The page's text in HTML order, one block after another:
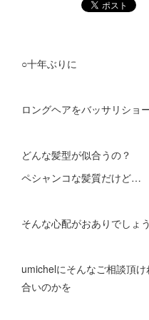
○十年ぶりに
ロングヘアをバッサリショ
どんな髪型が似合うの？
ペシャンコな髪質だけど…
そんな心配がおありでしょう
umichelにそんなご相談頂
合いのかを